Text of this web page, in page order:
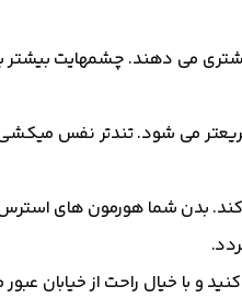
می دهند. چشمهایت
می شود. تندتر نفس
بدن شما هورمون های
با خیال راحت از خیابان عبور